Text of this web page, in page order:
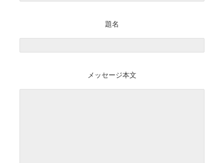
題名
メッセージ本文